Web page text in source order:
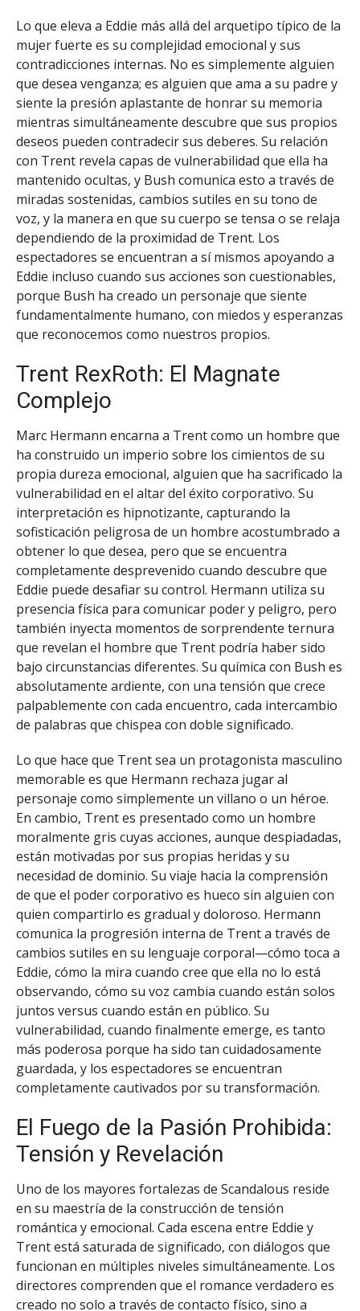
Lo que eleva a Eddie más allá del arquetipo típico de la
mujer fuerte es su complejidad emocional y sus
contradicciones internas. No es simplemente alguien
que desea venganza; es alguien que ama a su padre y
siente la presión aplastante de honrar su memoria
mientras simultáneamente descubre que sus propios
deseos pueden contradecir sus deberes. Su relación
con Trent revela capas de vulnerabilidad que ella ha
mantenido ocultas, y Bush comunica esto a través de
miradas sostenidas, cambios sutiles en su tono de
voz, y la manera en que su cuerpo se tensa o se relaja
dependiendo de la proximidad de Trent. Los
espectadores se encuentran a sí mismos apoyando a
Eddie incluso cuando sus acciones son cuestionables,
porque Bush ha creado un personaje que siente
fundamentalmente humano, con miedos y esperanzas
que reconocemos como nuestros propios.
Trent RexRoth: El Magnate
Complejo
Marc Hermann encarna a Trent como un hombre que
ha construido un imperio sobre los cimientos de su
propia dureza emocional, alguien que ha sacrificado la
vulnerabilidad en el altar del éxito corporativo. Su
interpretación es hipnotizante, capturando la
sofisticación peligrosa de un hombre acostumbrado a
obtener lo que desea, pero que se encuentra
completamente desprevenido cuando descubre que
Eddie puede desafiar su control. Hermann utiliza su
presencia física para comunicar poder y peligro, pero
también inyecta momentos de sorprendente ternura
que revelan el hombre que Trent podría haber sido
bajo circunstancias diferentes. Su química con Bush es
absolutamente ardiente, con una tensión que crece
palpablemente con cada encuentro, cada intercambio
de palabras que chispea con doble significado.
Lo que hace que Trent sea un protagonista masculino
memorable es que Hermann rechaza jugar al
personaje como simplemente un villano o un héroe.
En cambio, Trent es presentado como un hombre
moralmente gris cuyas acciones, aunque despiadadas,
están motivadas por sus propias heridas y su
necesidad de dominio. Su viaje hacia la comprensión
de que el poder corporativo es hueco sin alguien con
quien compartirlo es gradual y doloroso. Hermann
comunica la progresión interna de Trent a través de
cambios sutiles en su lenguaje corporal—cómo toca a
Eddie, cómo la mira cuando cree que ella no lo está
observando, cómo su voz cambia cuando están solos
juntos versus cuando están en público. Su
vulnerabilidad, cuando finalmente emerge, es tanto
más poderosa porque ha sido tan cuidadosamente
guardada, y los espectadores se encuentran
completamente cautivados por su transformación.
El Fuego de la Pasión Prohibida:
Tensión y Revelación
Uno de los mayores fortalezas de Scandalous reside
en su maestría de la construcción de tensión
romántica y emocional. Cada escena entre Eddie y
Trent está saturada de significado, con diálogos que
funcionan en múltiples niveles simultáneamente. Los
directores comprenden que el romance verdadero es
creado no solo a través de contacto físico, sino a